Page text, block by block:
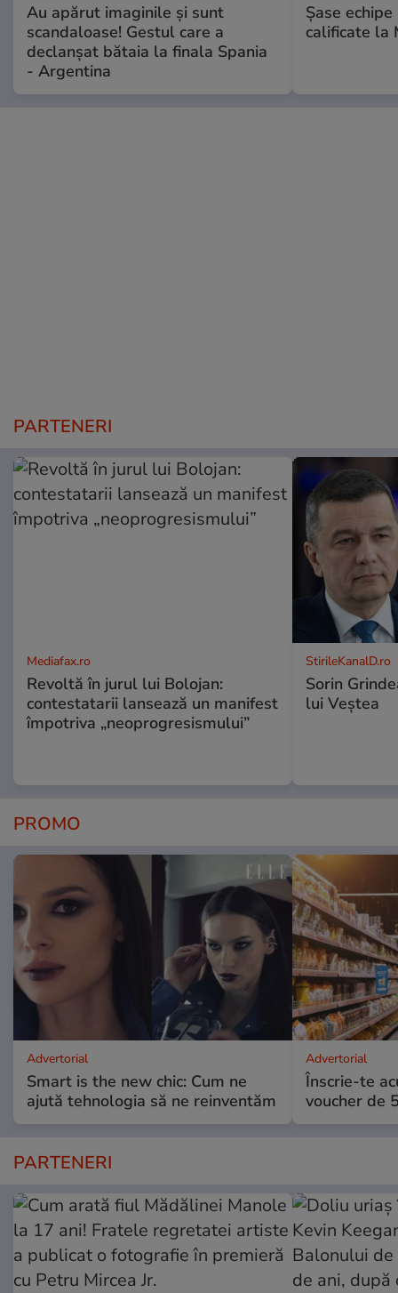
Au apărut imaginile și sunt
scandaloase! Gestul care a
declanșat bătaia la finala Spania
- Argentina
Șase
calificate la
PARTENERI
Mediafax.ro
Revoltă în jurul lui Bolojan:
contestatarii lansează un manifest
împotriva „neoprogresismului”
StirileKanalD.ro
Sorin
lui Veștea
PROMO
Advertorial
Smart is the new chic: Cum ne
ajută tehnologia să ne reinventăm
Advertorial
Înscrie-te
voucher de
PARTENERI